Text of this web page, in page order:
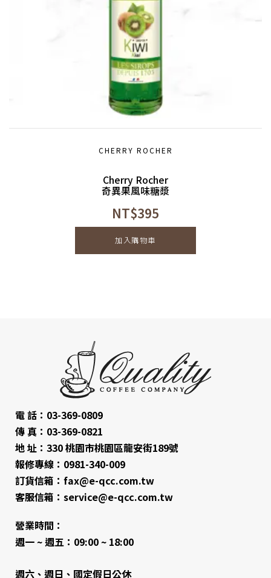
CHERRY ROCHER
Cherry Rocher
奇異果風味糖漿
NT$395
加入購物車
電 話：03-369-0809
傳 真：03-369-0821
地 址：330 桃園市桃園區龍安街189號
報修專線：0981-340-009
訂貨信箱：fax@e-qcc.com.tw
客服信箱：service@e-qcc.com.tw
營業時間：
週一 ~ 週五：09:00 ~ 18:00
週六、週日、國定假日公休